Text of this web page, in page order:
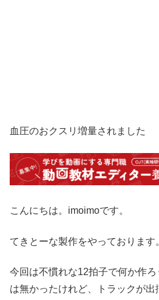
血圧のおクスリ増量されました
こんにちは。imoimoです。
てきとーな製作をやっております
今回は不慣れな12拍子で何か作
は無かったけれど、トラックが